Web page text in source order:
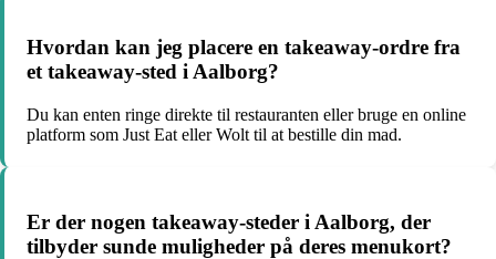
Hvordan kan jeg placere en takeaway-ordre fra
et takeaway-sted i Aalborg?
Du kan enten ringe direkte til restauranten eller bruge en online
platform som Just Eat eller Wolt til at bestille din mad.
Er der nogen takeaway-steder i Aalborg, der
tilbyder sunde muligheder på deres menukort?